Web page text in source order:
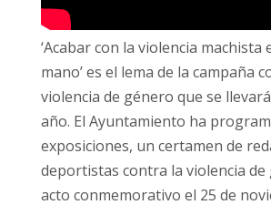
‘Acabar con la violencia machista
mano’ es el lema de la campaña
violencia de género que se
año. El Ayuntamiento ha
exposiciones, un certamen de
deportistas contra la violencia de
acto conmemorativo el 25 de